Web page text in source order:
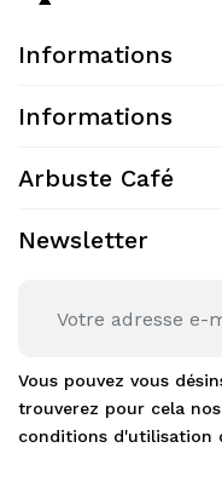
Informations
Informations
Arbuste Café
Newsletter
Vous pouvez vous
trouverez pour cela
conditions d'utilisation